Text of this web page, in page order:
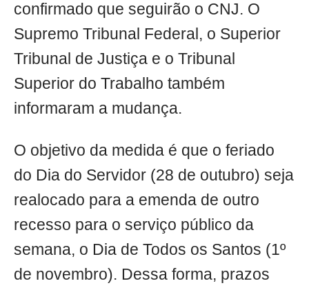
confirmado que seguirão o CNJ. O
Supremo Tribunal Federal, o Superior
Tribunal de Justiça e o Tribunal
Superior do Trabalho também
informaram a mudança.
O objetivo da medida é que o feriado
do Dia do Servidor (28 de outubro) seja
realocado para a emenda de outro
recesso para o serviço público da
semana, o Dia de Todos os Santos (1º
de novembro). Dessa forma, prazos